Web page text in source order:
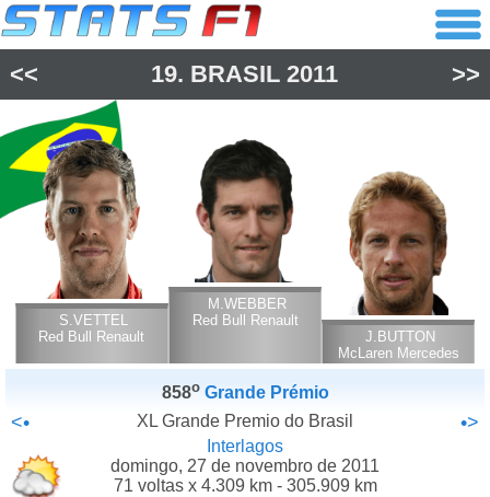
<< 19. BRASIL 2011 >>
S.VETTEL
Red Bull Renault
M.WEBBER
Red Bull Renault
J.BUTTON
McLaren Mercedes
858o Grande Prémio
<• XL Grande Premio do Brasil •>
Interlagos
domingo, 27 de novembro de 2011
71 voltas x 4.309 km - 305.909 km